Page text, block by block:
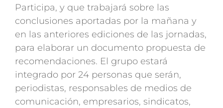
Participa, y que trabajará sobre las
conclusiones aportadas por la mañana y
en las anteriores ediciones de las jornadas,
para elaborar un documento propuesta de
recomendaciones. El grupo estará
integrado por 24 personas que serán,
periodistas, responsables de medios de
comunicación, empresarios, sindicatos,